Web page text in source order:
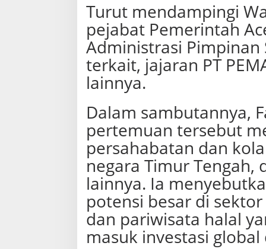
Turut mendampingi
pejabat Pemerintah
Administrasi Pimpinan
terkait, jajaran PT
lainnya.
Dalam sambutannya,
pertemuan tersebut
persahabatan dan
negara Timur
lainnya. Ia
potensi besar di
dan pariwisata halal
masuk investasi